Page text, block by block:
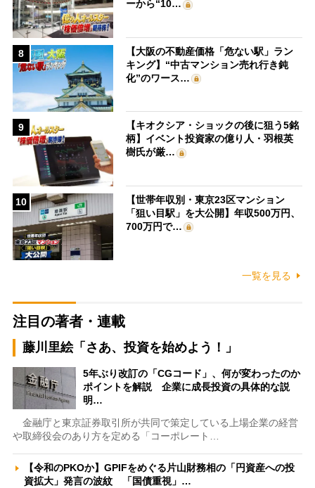
ーから“10…
8
【大阪の不動産価格「危ない駅」ラン
キング】“中古マンション売れ行き鈍
化”のワース…
9
【キオクシア・ショックの後に狙う5銘
柄】イベント投資家の億り人・羽根英
樹氏が厳…
10
【世帯年収別・東京23区マンション
「狙い目駅」を大公開】年収500万円、
700万円で…
一覧を見る
注目の著者・連載
藤川里絵「さあ、投資を始めよう！」
5年ぶり改訂の「CGコード」、何が変わったのか
ポイントを解説 企業に成長投資の具体的な説
明…
金融庁と東京証券取引所が共同で策定している上場企業の経営
や取締役会のあり方を定める「コーポレート…
【令和のPKOか】GPIFをめぐる片山財務相の「円資産への投
資拡大」発言の波紋 「国債重視」…